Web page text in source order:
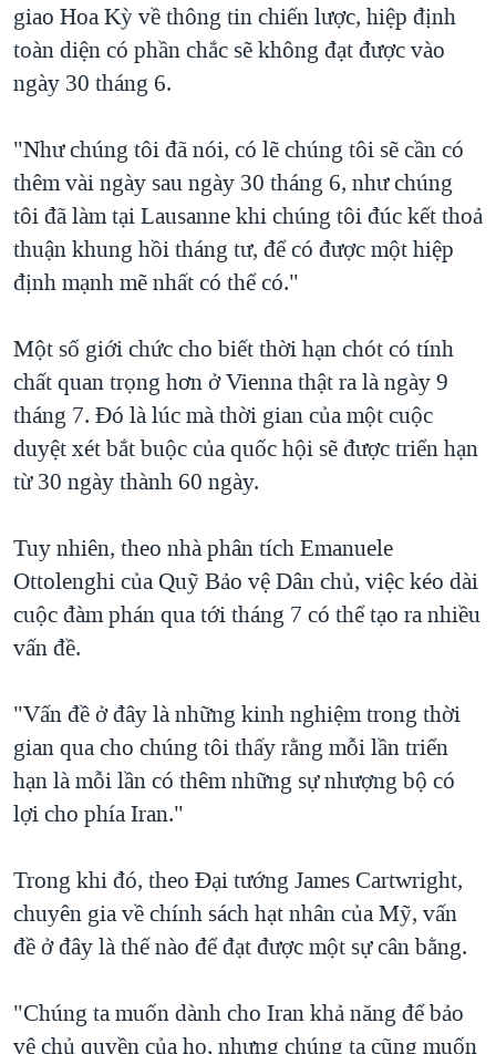
giao Hoa Kỳ về thông tin chiến lược, hiệp định
toàn diện có phần chắc sẽ không đạt được vào
ngày 30 tháng 6.
"Như chúng tôi đã nói, có lẽ chúng tôi sẽ cần có
thêm vài ngày sau ngày 30 tháng 6, như chúng
tôi đã làm tại Lausanne khi chúng tôi đúc kết thoả
thuận khung hồi tháng tư, để có được một hiệp
định mạnh mẽ nhất có thể có."
Một số giới chức cho biết thời hạn chót có tính
chất quan trọng hơn ở Vienna thật ra là ngày 9
tháng 7. Đó là lúc mà thời gian của một cuộc
duyệt xét bắt buộc của quốc hội sẽ được triển hạn
từ 30 ngày thành 60 ngày.
Tuy nhiên, theo nhà phân tích Emanuele
Ottolenghi của Quỹ Bảo vệ Dân chủ, việc kéo dài
cuộc đàm phán qua tới tháng 7 có thể tạo ra nhiều
vấn đề.
"Vấn đề ở đây là những kinh nghiệm trong thời
gian qua cho chúng tôi thấy rằng mỗi lần triển
hạn là mỗi lần có thêm những sự nhượng bộ có
lợi cho phía Iran."
Trong khi đó, theo Đại tướng James Cartwright,
chuyên gia về chính sách hạt nhân của Mỹ, vấn
đề ở đây là thế nào để đạt được một sự cân bằng.
"Chúng ta muốn dành cho Iran khả năng để bảo
vệ chủ quyền của họ, nhưng chúng ta cũng muốn